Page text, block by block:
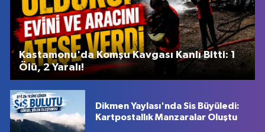
Kastamonu'da Komşu Kavgası Kanlı Bitti: 1
Ölü, 2 Yaralı!
Dikmen Yaylası'nda Sis Büyüledi:
Kartpostallık Manzaralar Oluştu